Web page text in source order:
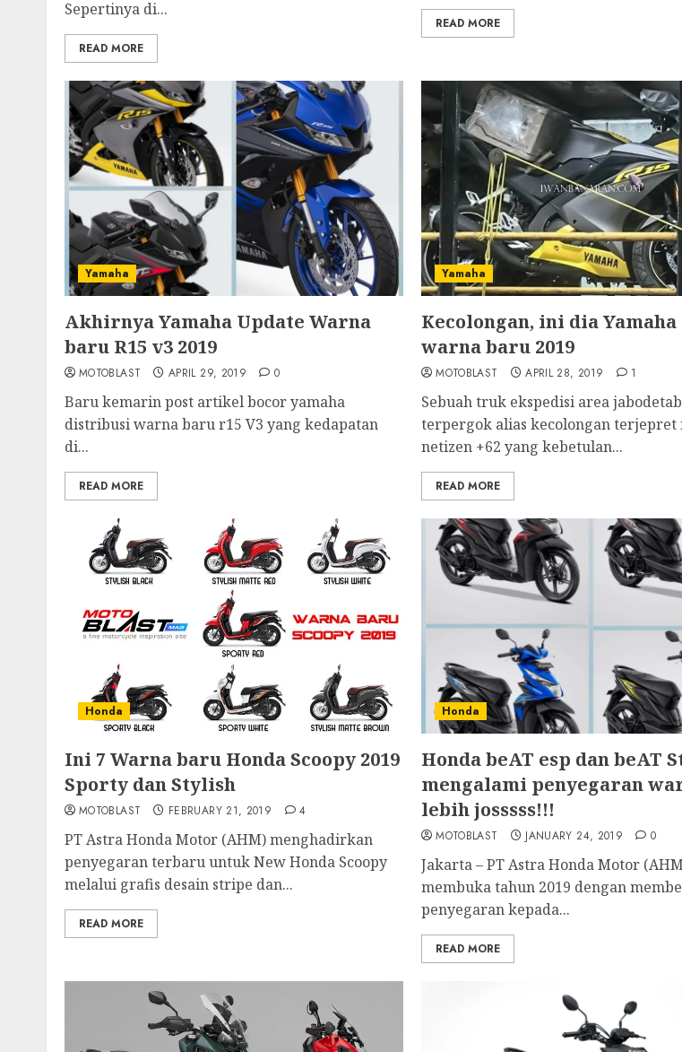
Sepertinya di...
READ MORE
READ MORE
Yamaha
Akhirnya Yamaha Update Warna
baru R15 v3 2019
MOTOBLAST APRIL 29, 2019 0
Baru kemarin post artikel bocor yamaha
distribusi warna baru r15 V3 yang kedapatan
di...
READ MORE
Yamaha
Kecolongan, ini dia Yamaha
warna baru 2019
MOTOBLAST APRIL 28, 2019 1
Sebuah truk ekspedisi area
terpergok alias kecolongan terjepret
netizen +62 yang kebetulan...
READ MORE
Honda
Ini 7 Warna baru Honda Scoopy 2019
Sporty dan Stylish
MOTOBLAST FEBRUARY 21, 2019 4
PT Astra Honda Motor (AHM) menghadirkan
penyegaran terbaru untuk New Honda Scoopy
melalui grafis desain stripe dan...
READ MORE
Honda
Honda beAT esp dan beAT
mengalami penyegaran
lebih josssss!!!
MOTOBLAST JANUARY 24, 2019 0
Jakarta – PT Astra Honda Motor
membuka tahun 2019 dengan
penyegaran kepada...
READ MORE